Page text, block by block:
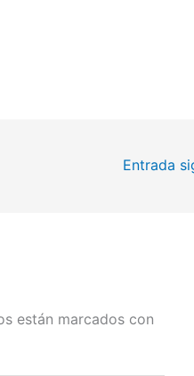
Entrada
están marcados con